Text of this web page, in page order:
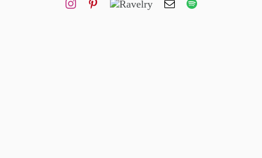
Carrito